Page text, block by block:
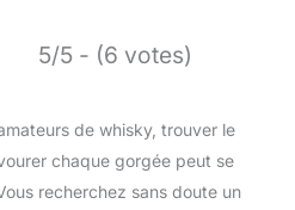
5/5 - (6 votes)
de whisky, trouver le
chaque gorgée peut se
recherchez sans doute un